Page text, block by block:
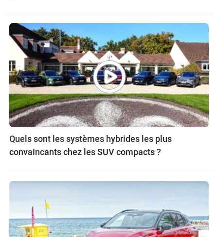
Quels sont les systèmes hybrides les plus
convaincants chez les SUV compacts ?